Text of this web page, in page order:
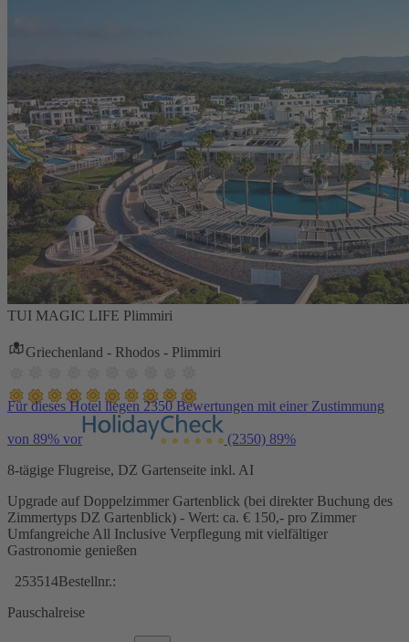
TUI MAGIC LIFE Plimmiri
Griechenland - Rhodos - Plimmiri
Für dieses Hotel liegen 2350 Bewertungen mit einer Zustimmung
von 89% vor (2350) 89%
8-tägige Flugreise, DZ Gartenseite inkl. AI
Upgrade auf Doppelzimmer Gartenblick (bei direkter Buchung des
Zimmertyps DZ Gartenblick) - Wert: ca. € 150,- pro Zimmer
Umfangreiche All Inclusive Verpflegung mit vielfältiger
Gastronomie genießen
253514Bestellnr.:
Pauschalreise